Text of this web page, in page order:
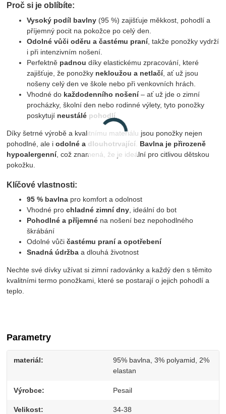
Proč si je oblíbíte:
Vysoký podíl bavlny (95 %) zajišťuje měkkost, pohodlí a
příjemný pocit na pokožce po celý den.
Odolné vůči oděru a častému praní, takže ponožky vydrží
i při intenzivním nošení.
Perfektně padnou díky elastickému zpracování, které
zajišťuje, že ponožky nekloužou a netlačí, ať už jsou
nošeny celý den ve škole nebo při venkovních hrách.
Vhodné do každodenního nošení– ať už jde o zimní
procházky, školní den nebo rodinné výlety, tyto ponožky
poskytují neustálé pohodlí
Díky šetrné výrobě a kvalitnímu materiálu jsou ponožky nejen
pohodlné, ale iodolné a dlouhotrvající Bavlna je přirozeně
hypoalergenní, což znamená, že je ideální pro citlivou dětskou
pokožku.
Klíčové vlastnosti:
95 % bavlna pro komfort a odolnost
Vhodné prochladné zimní dny, ideální do bot
Pohodlné a příjemné na nošení bez nepohodlného
škrábání
Odolné vůčičastému praní a opotřebení
Snadná údržba a dlouhá životnost
Nechte své dívky užívat si zimní radovánky a každý den s těmito
kvalitními termo ponožkami, které se postarají o jejich pohodlí a
teplo.
Parametry
materiál
95% bavlna, 3% polyamid, 2%
elastan
Výrobce Pesail
Velikost 34-38